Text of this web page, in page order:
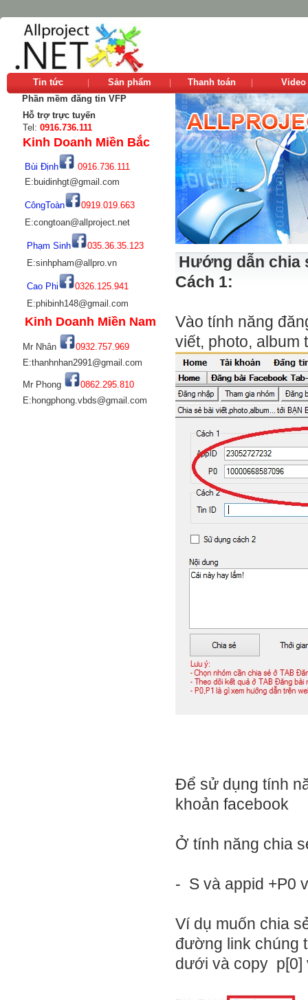
Phần mềm đăng tin VFP
Hướng dẫn chia
Cách 1:
Vào tính năng
viết, photo,
Để sử dụng tính
khoản facebook
Ở tính năng chia
- S và appid +P0
Ví dụ muốn chia
đường link chúng
dưới và copy p[0]
Hỗ trợ trực tuyến
Tel: 0916.736.111
Kinh Doanh Miền Bắc
Bùi Định
0916.736.111
E:buidinhgt@gmail.com
CôngToàn
0919.019.663
E:congtoan@allproject.net
Phạm Sinh
035.36.35.123
E:sinhpham@allpro.vn
Cao Phi
0326.125.941
E:phibinh148@gmail.com
Kinh Doanh Miền Nam
Mr Nhân
0932.757.969
E:thanhnhan2991@gmail.com
Mr Phong
0862.295.810
E:hongphong.vbds@gmail.com
Tin tức Sản phẩm Thanh toán Video